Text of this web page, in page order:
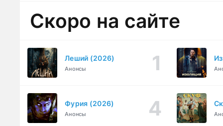
Скоро на сайте
Леший (2026)
Анонсы
Фурия (2026)
Анонсы